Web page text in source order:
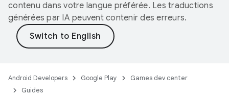
contenu dans votre langue préférée. Les traductions
générées par IA peuvent contenir des erreurs.
Android Developers Google Play
Games dev center
Guides